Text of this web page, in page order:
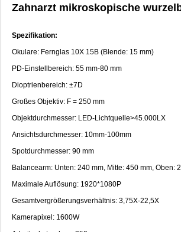
Zahnarzt mikroskopische
Spezifikation:
Okulare: Fernglas 10X 15B (Blende: 15 mm)
PD-Einstellbereich: 55 mm-80 mm
Dioptrienbereich: ±7D
Großes Objektiv: F = 250 mm
Objektdurchmesser: LED-Lichtquelle>45.000LX
Ansichtsdurchmesser: 10mm-100mm
Spotdurchmesser: 90 mm
Balancearm: Unten: 240 mm, Mitte: 450 mm, Oben:
Maximale Auflösung: 1920*1080P
Gesamtvergrößerungsverhältnis: 3,75X-22,5X
Kamerapixel: 1600W